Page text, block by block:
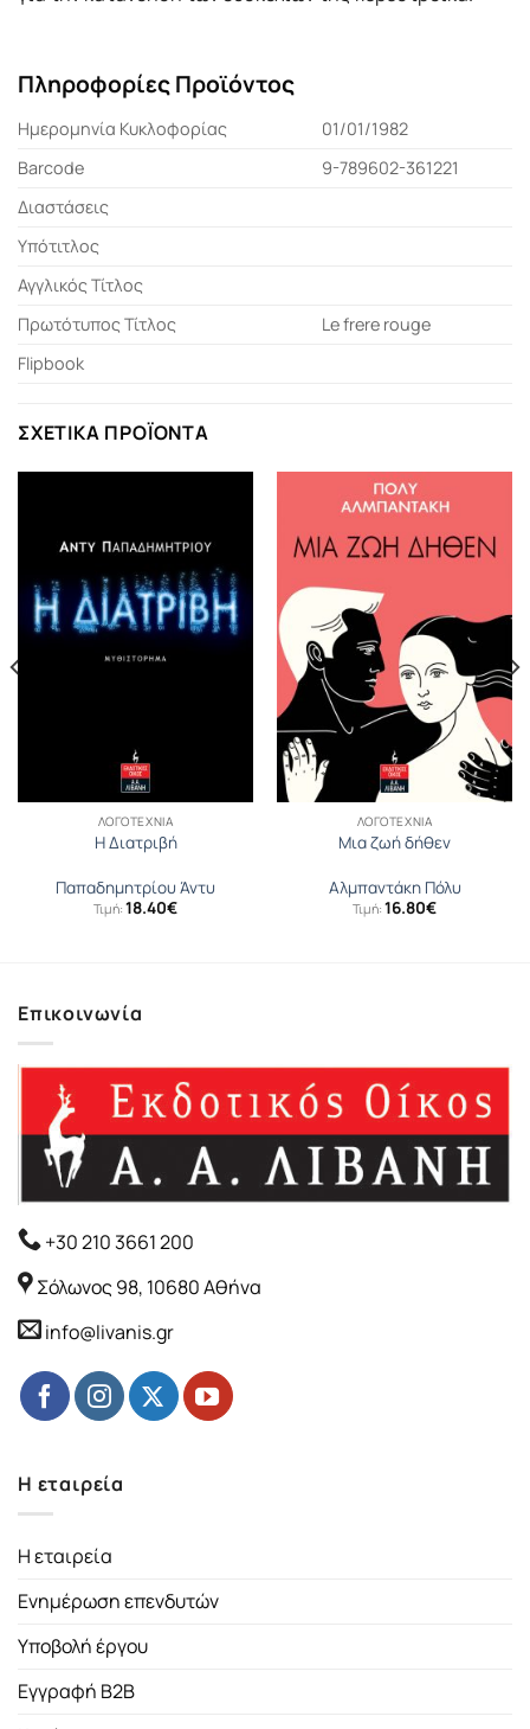
Πληροφορίες Προϊόντος
Ημερομηνία Κυκλοφορίας
01/01/1982
Barcode
9-789602-361221
Διαστάσεις
Υπότιτλος
Αγγλικός Τίτλος
Πρωτότυπος Τίτλος
Le frere rouge
Flipbook
ΣΧΕΤΙΚΆ ΠΡΟΪΌΝΤΑ
ΛΟΓΟΤΕΧΝΊΑ
Η Διατριβή
Παπαδημητρίου Άντυ
Τιμή: 18.40€
ΛΟΓΟΤΕΧΝΊΑ
Μια ζωή δήθεν
Αλμπαντάκη Πόλυ
Τιμή: 16.80€
Επικοινωνία
+30 210 3661 200
Σόλωνος 98, 10680 Αθήνα
info@livanis.gr
Η εταιρεία
Η εταιρεία
Ενημέρωση επενδυτών
Υποβολή έργου
Εγγραφή B2B